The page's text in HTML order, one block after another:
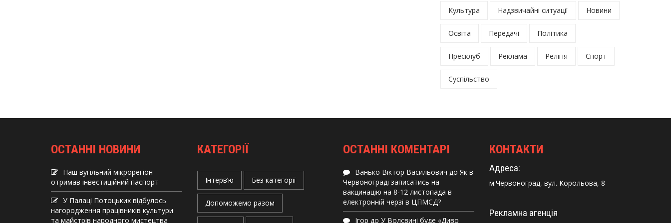
Культура Надзвичайні ситуації Новини
Освіта Передачі Політика
Пресклуб Реклама Релігія Спорт
Суспільство
ОСТАННІ НОВИНИ
Наш вугільний мікрорегіон
отримав інвеcтиційний паспорт
У Палаці Потоцьких відбулось
нагородження працівників культури
та майстрів народного мистецтва
КАТЕГОРІЇ
Інтерв’ю Без категорії
Допоможемо разом
ОСТАННІ КОМЕНТАРІ
Ванько Віктор Васильович до Як в
Червонограді записатись на
вакцинацію на 8-12 листопада в
електронній черзі в ЦПМСД?
Ігор до У Волсвині буде «Диво
КОНТАКТИ
Адреса:
м.Червоноград, вул. Корольова, 8
Рекламна агенція